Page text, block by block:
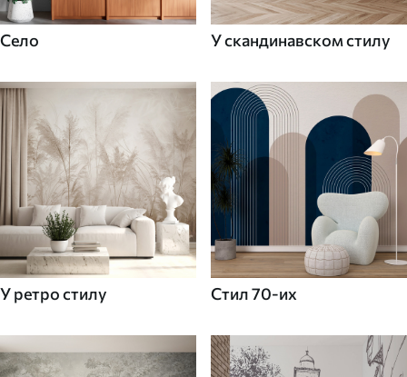
Село У скандинавском стилу
У ретро стилу Стил 70-их